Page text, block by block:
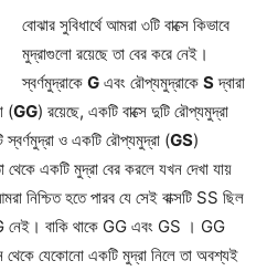
বোঝার সুবিধার্থে আমরা ৩টি বাক্সে কিভাবে
মুদ্রাগুলো রয়েছে তা বের করে নেই।
স্বর্ণমুদ্রাকে G এবং রৌপ্যমুদ্রাকে Sদ্বারা
(GG) রয়েছে, একটি বাক্সে দুটি রৌপ্যমুদ্রা
ও একটি রৌপ্যমুদ্রা (GS)
একটি মুদ্রা বের করলে যখন দেখা যায়
নিশ্চিত হতে পারব যে সেই বাক্সটি SS ছিল
G নেই। বাকি থাকে GG এবং GS । GG
থেকে যেকোনো একটি মুদ্রা নিলে তা অবশ্যই